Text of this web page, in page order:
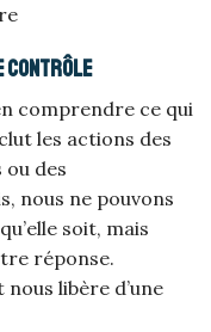
contrôle
comprendre ce qui
les actions des
des
nous ne pouvons
soit, mais
réponse.
libère d’une